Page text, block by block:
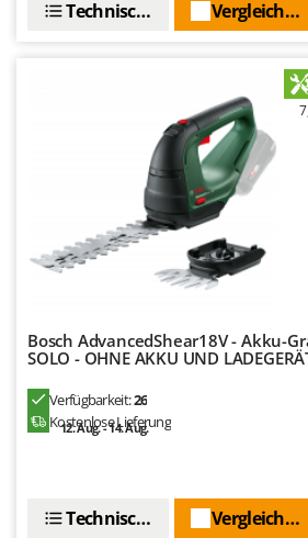
S.T.P.
Shindaiwa
Silky
Skil
Smeg
Spice Electronics
Vergleichen
Technische Daten
Bosch AdvancedShear18V - Akku-
SOLO - OHNE AKKU UND
Verfügbarkeit:26
Kostenlose Lieferung
12. Aug. - 14. Aug.
Vergleichen
Technische Daten